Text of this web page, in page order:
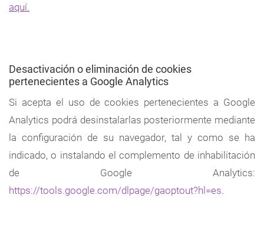
aquí.
Desactivación o eliminación de cookies
pertenecientes a Google Analytics
Si acepta el uso de cookies pertenecientes a Google
Analytics podrá desinstalarlas posteriormente mediante
la configuración de su navegador, tal y como se ha
indicado, o instalando el complemento de inhabilitación
de Google Analytics:
https://tools.google.com/dlpage/gaoptout?hl=es.